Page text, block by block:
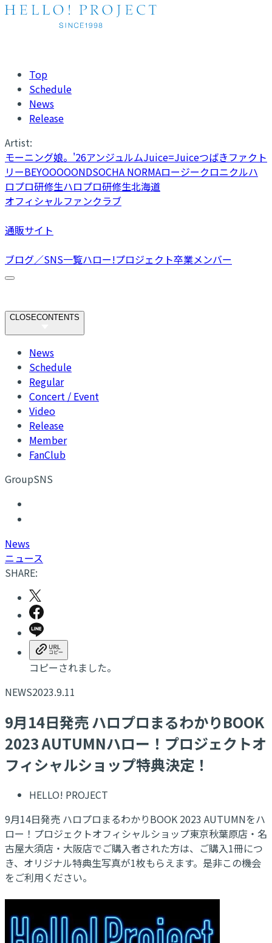
Top
Schedule
News
Release
Artist:
モーニング娘。'26アンジュルムJuice=Juiceつばきファクト
リーBEYOOOOONDSOCHA NORMAロージークロニクルハ
ロプロ研修生ハロプロ研修生北海道
オフィシャルファンクラブ
通販サイト
ブログ／SNS一覧ハロー!プロジェクト卒業メンバー
CLOSECONTENTS
News
Schedule
Regular
Concert / Event
Video
Release
Member
FanClub
GroupSNS
News
ニュース
SHARE:
コピーされました。
NEWS2023.9.11
9月14日発売 ハロプロまるわかりBOOK
2023 AUTUMNハロー！プロジェクトオ
フィシャルショップ特典決定！
HELLO! PROJECT
9月14日発売 ハロプロまるわかりBOOK 2023 AUTUMNをハ
ロー！プロジェクトオフィシャルショップ東京秋葉原店・名
古屋大須店・大阪店でご購入者された方は、ご購入1冊につ
き、オリジナル特典生写真が1枚もらえます。是非この機会
をご利用ください。